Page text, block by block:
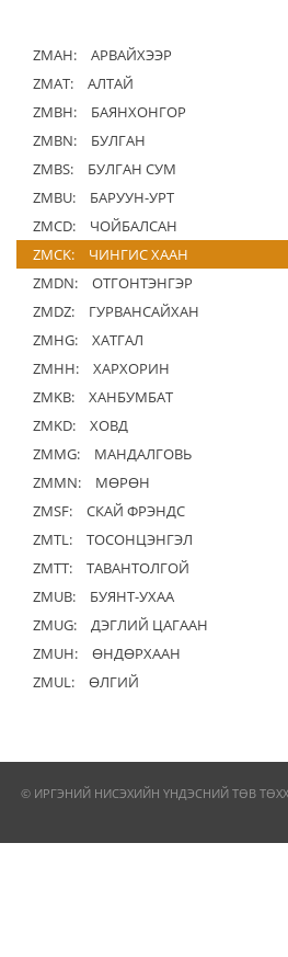
ZMAH:
АРВАЙХЭЭР
ZMAT:
АЛТАЙ
ZMBH:
БАЯНХОНГОР
ZMBN:
БУЛГАН
ZMBS:
БУЛГАН СУМ
ZMBU:
БАРУУН-УРТ
ZMCD:
ЧОЙБАЛСАН
ZMCK:
ЧИНГИС ХААН
ZMDN:
ОТГОНТЭНГЭР
ZMDZ:
ГУРВАНСАЙХАН
ZMHG:
ХАТГАЛ
ZMHH:
ХАРХОРИН
ZMKB:
ХАНБУМБАТ
ZMKD:
ХОВД
ZMMG:
МАНДАЛГОВЬ
ZMMN:
МӨРӨН
ZMSF:
СКАЙ ФРЭНДС
ZMTL:
ТОСОНЦЭНГЭЛ
ZMTT:
ТАВАНТОЛГОЙ
ZMUB:
БУЯНТ-УХАА
ZMUG:
ДЭГЛИЙ ЦАГААН
ZMUH:
ӨНДӨРХААН
ZMUL:
ӨЛГИЙ
© ИРГЭНИЙ НИСЭХИЙН ҮНДЭСНИЙ ТӨВ